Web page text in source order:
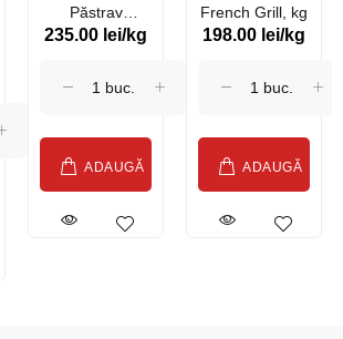
Păstrav
Somonat
235.00 lei/kg
ADAUGĂ
French Grill, kg
198.00 lei/kg
ADAUGĂ